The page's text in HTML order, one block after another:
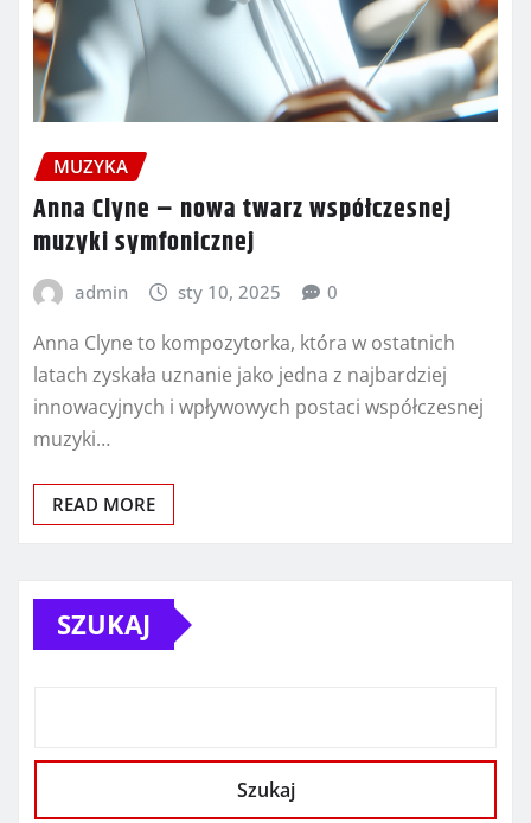
MUZYKA
Anna Clyne – nowa twarz współczesnej
muzyki symfonicznej
admin sty 10, 2025 0
Anna Clyne to kompozytorka, która w ostatnich
latach zyskała uznanie jako jedna z najbardziej
innowacyjnych i wpływowych postaci współczesnej
muzyki…
READ MORE
SZUKAJ
Szukaj